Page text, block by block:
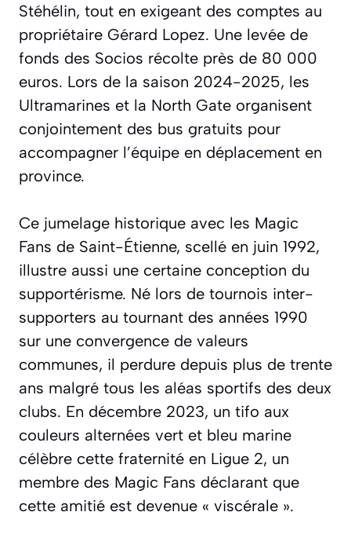
Stéhélin, tout en exigeant des comptes au
propriétaire Gérard Lopez. Une levée de
fonds des Socios récolte près de 80 000
euros. Lors de la saison 2024-2025, les
Ultramarines et la North Gate organisent
conjointement des bus gratuits pour
accompagner l’équipe en déplacement en
province.
Ce jumelage historique avec les Magic
Fans de Saint-Étienne, scellé en juin 1992,
illustre aussi une certaine conception du
supportérisme. Né lors de tournois inter-
supporters au tournant des années 1990
sur une convergence de valeurs
communes, il perdure depuis plus de trente
ans malgré tous les aléas sportifs des deux
clubs. En décembre 2023, un tifo aux
couleurs alternées vert et bleu marine
célèbre cette fraternité en Ligue 2, un
membre des Magic Fans déclarant que
cette amitié est devenue « viscérale ».